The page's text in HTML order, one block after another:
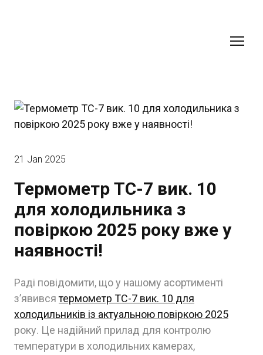
21 Jan 2025
Термометр ТС-7 вик. 10
для холодильника з
повіркою 2025 року вже у
наявності!
Раді повідомити, що у нашому асортименті
з’явивсятермометр ТС-7 вик. 10 для
холодильників із актуальною повіркою 2025
року. Це надійний прилад для контролю
температури в холодильних камерах,